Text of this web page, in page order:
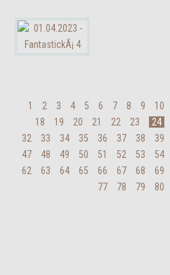
1 2 3 4 5 6 7 8 9 10
18
19 20 21 22 23 24
32
33 34 35 36 37 38 39
47
48 49 50 51 52 53 54
62
63 64 65 66 67 68 69
77
78 79 80